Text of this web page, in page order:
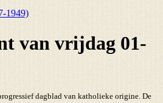
1949)
van vrijdag 01-
dagblad van katholieke origine. De